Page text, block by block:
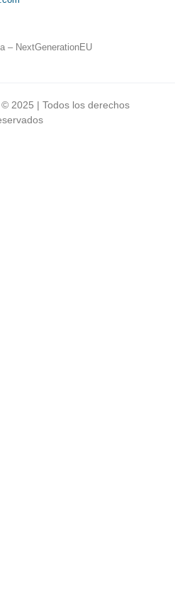
– NextGenerationEU
2025 | Todos los derechos